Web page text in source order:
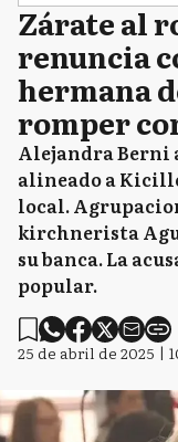
Zárate al
renuncia
hermana
romper
Alejandra Berni
alineado a
local.
kirchnerista
su banca. La
popular.
25 de abril de 2025 |